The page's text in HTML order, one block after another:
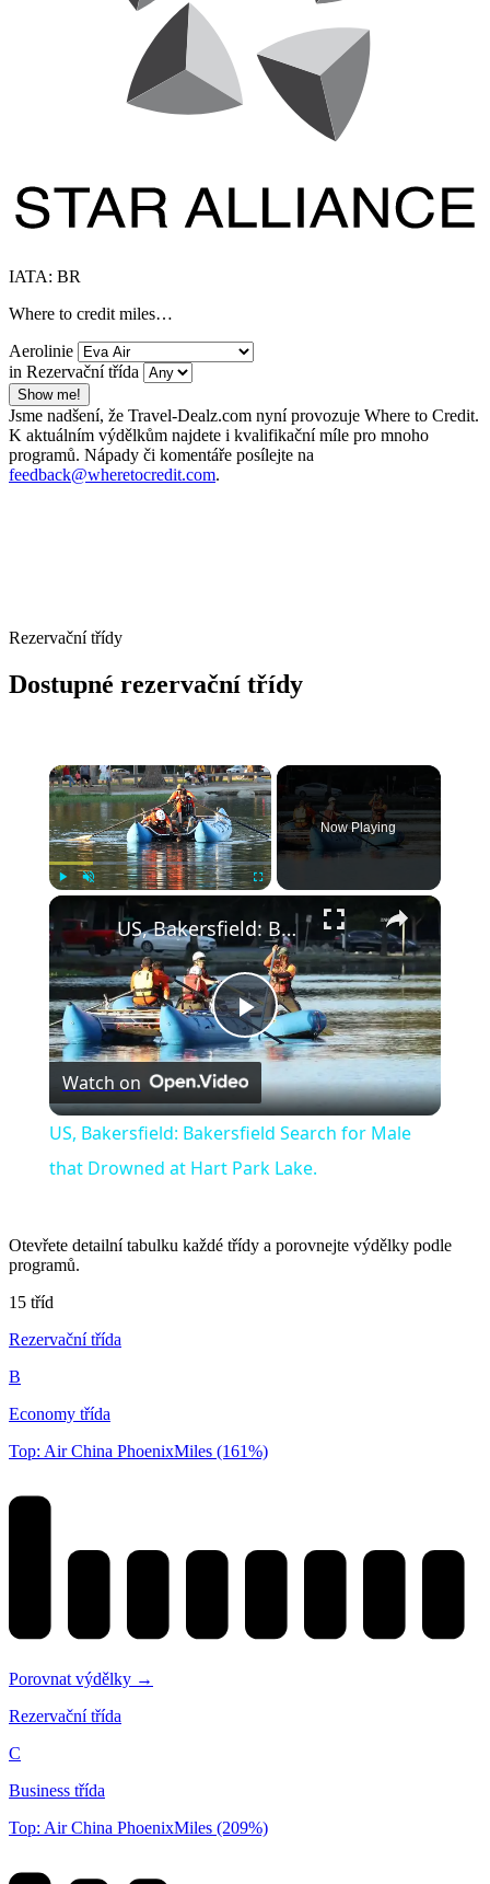
IATA: BR
Where to credit miles…
Aerolinie
in Rezervační třída
Show me!
Jsme nadšení, že Travel-Dealz.com nyní provozuje Where to Credit.
K aktuálním výdělkům najdete i kvalifikační míle pro mnoho
programů. Nápady či komentáře posílejte na
feedback@wheretocredit.com.
Rezervační třídy
Dostupné rezervační třídy
Now Playing
Play
Video
US, Bakersfield: Bakersfield Search for Male that Drowned at Hart Park Lake.
Watch on
US, Bakersfield: Bakersfield Search for Male
that Drowned at Hart Park Lake.
Otevřete detailní tabulku každé třídy a porovnejte výdělky podle
programů.
15 tříd
Rezervační třída
B
Economy třída
Top: Air China PhoenixMiles (161%)
Porovnat výdělky →
Rezervační třída
C
Business třída
Top: Air China PhoenixMiles (209%)